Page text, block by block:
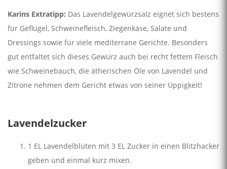
Karins Extratipp: Das Lavendelgewürzsalz eignet sich bestens
für Geflügel, Schweinefleisch, Ziegenkäse, Salate und
Dressings sowie für viele mediterrane Gerichte. Besonders
gut entfaltet sich dieses Gewürz auch bei recht fettem Fleisch
wie Schweinebauch, die ätherischen Öle von Lavendel und
Zitrone nehmen dem Gericht etwas von seiner Üppigkeit!
Lavendelzucker
1 EL Lavendelblüten mit 3 EL Zucker in einen Blitzhacker
geben und einmal kurz mixen.